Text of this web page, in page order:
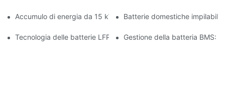
Accumulo di energia da 15 kW: alimenta il tuo futuro con
Batterie domestiche
Tecnologia delle batterie LFP: una scelta sostenibile per
Gestione della batteria BMS: